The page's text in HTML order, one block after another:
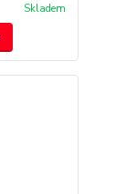
Skladem